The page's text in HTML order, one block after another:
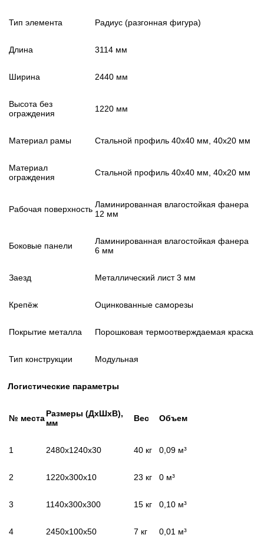
Тип элемента Радиус (разгонная фигура)
Длина 3114 мм
Ширина 2440 мм
Высота без
ограждения
1220 мм
Материал рамы Стальной профиль 40х40 мм, 40х20 мм
Материал
ограждения
Стальной профиль 40х40 мм, 40х20 мм
Рабочая поверхность Ламинированная влагостойкая фанера
12 мм
Боковые панели
Ламинированная влагостойкая фанера
6 мм
Заезд Металлический лист 3 мм
Крепёж Оцинкованные саморезы
Покрытие металла Порошковая термоотверждаемая краска
Тип конструкции Модульная
Логистические параметры
№ местаРазмеры (ДxШxВ),
мм
Вес Объем
1 2480x1240x30 40 кг 0,09 м³
2 1220x300x10 23 кг 0 м³
3 1140x300x300 15 кг 0,10 м³
4 2450x100x50 7 кг 0,01 м³